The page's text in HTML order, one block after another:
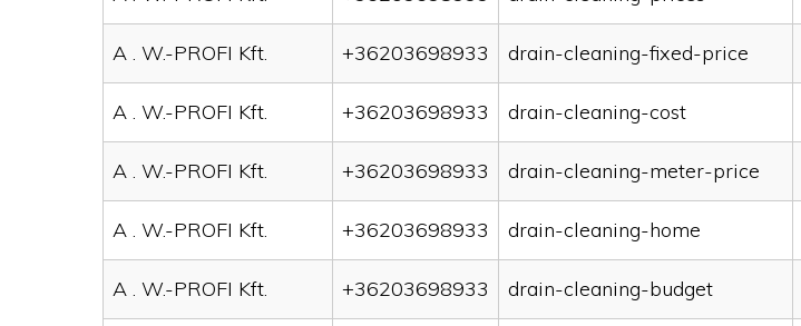
A . W.-PROFI Kft. +36203698933 drain-cleaning-fixed-price
A . W.-PROFI Kft. +36203698933 drain-cleaning-cost
A . W.-PROFI Kft. +36203698933 drain-cleaning-meter-price
A . W.-PROFI Kft. +36203698933 drain-cleaning-home
A . W.-PROFI Kft. +36203698933 drain-cleaning-budget